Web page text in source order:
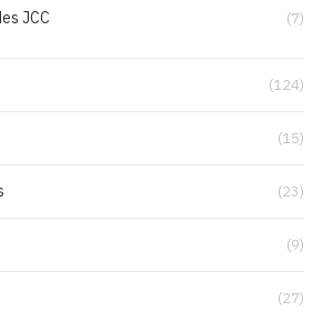
JCC (7)
(124)
(15)
(23)
(9)
(27)